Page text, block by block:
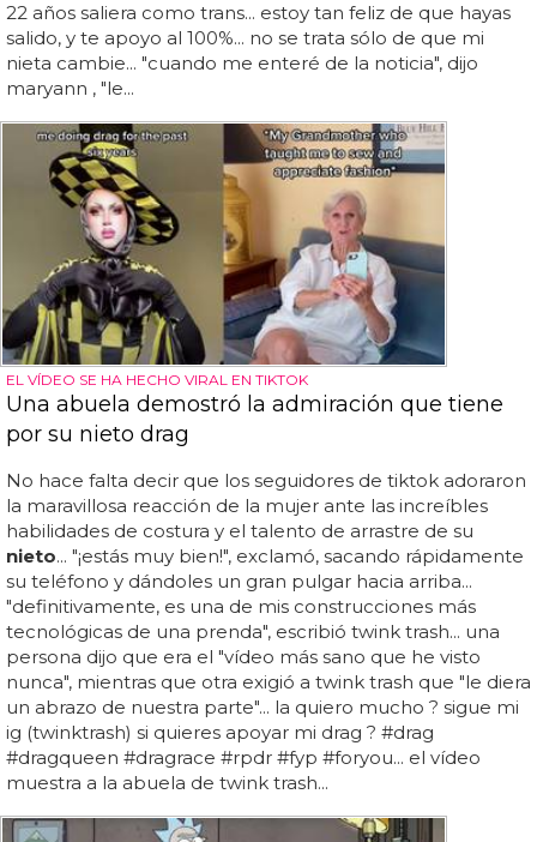
22 años saliera como trans... estoy tan feliz de que hayas
salido, y te apoyo al 100%... no se trata sólo de que mi
nieta cambie... "cuando me enteré de la noticia", dijo
maryann , "le...
EL VÍDEO SE HA HECHO VIRAL EN TIKTOK
Una abuela demostró la admiración que tiene
por su nieto drag
No hace falta decir que los seguidores de tiktok adoraron
la maravillosa reacción de la mujer ante las increíbles
habilidades de costura y el talento de arrastre de su
nieto... "¡estás muy bien!", exclamó, sacando rápidamente
su teléfono y dándoles un gran pulgar hacia arriba...
"definitivamente, es una de mis construcciones más
tecnológicas de una prenda", escribió twink trash... una
persona dijo que era el "vídeo más sano que he visto
nunca", mientras que otra exigió a twink trash que "le diera
un abrazo de nuestra parte"... la quiero mucho ? sigue mi
ig (twinktrash) si quieres apoyar mi drag ? #drag
#dragqueen #dragrace #rpdr #fyp #foryou... el vídeo
muestra a la abuela de twink trash...